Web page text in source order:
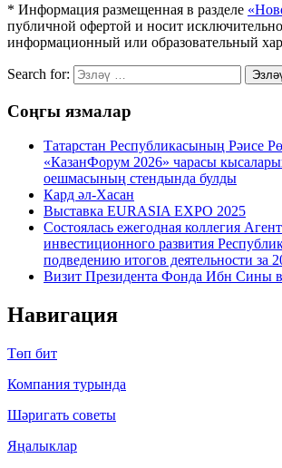
* Информация размещенная в разделе
публичной офертой и носит исключительно
информационный или образовательный
Search for:
Соңгы язмалар
Татарстан Республикасының Рәисе
«КазанФорум 2026» чарасы
оешмасының стендында булды
Кард әл-Хасан
Выставка EURASIA EXPO 2025
Состоялась ежегодная коллегия
инвестиционного развития
подведению итогов деятельности за
Визит Президента Фонда Ибн
Навигация
Төп бит
Компания турында
Шәригать cоветы
Яңалыклар